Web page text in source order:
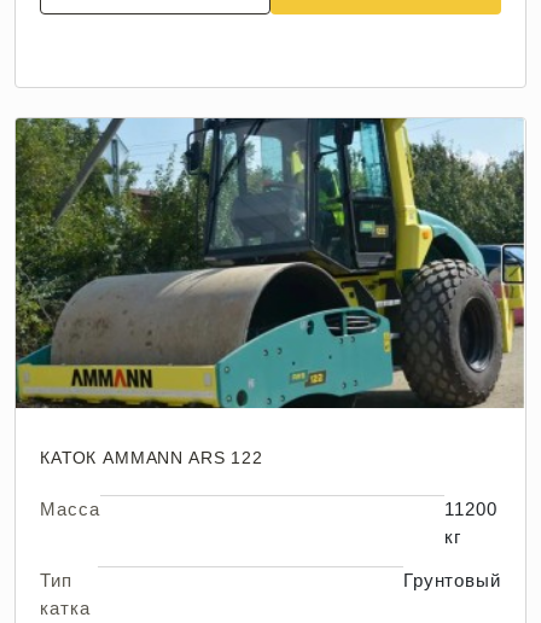
КАТОК AMMANN ARS 122
Масса
11200
кг
Тип
катка
Грунтовый